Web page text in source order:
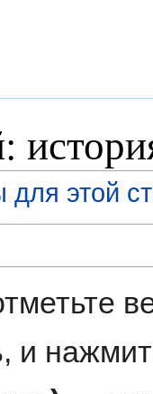
для этой
и